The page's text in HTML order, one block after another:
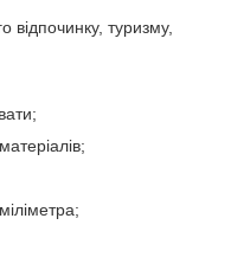
відпочинку, туризму,